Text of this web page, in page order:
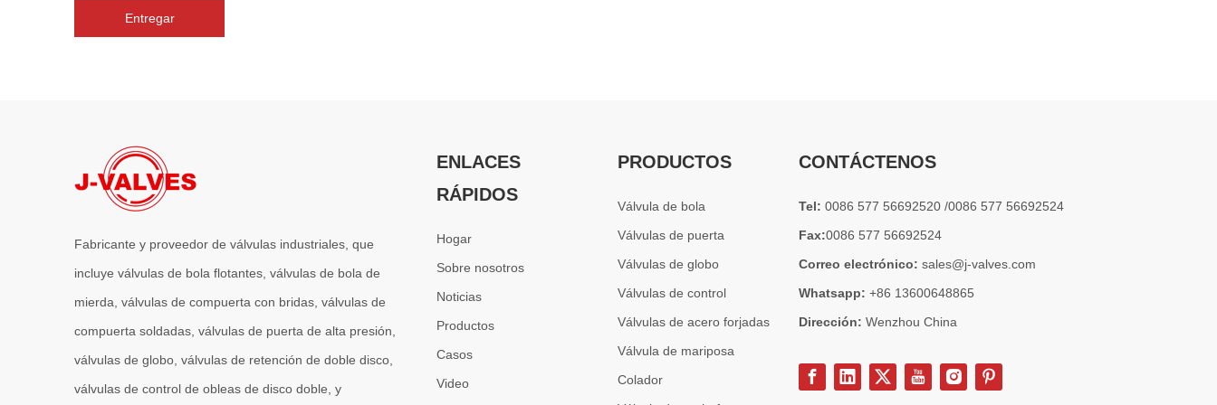
Las válvulas de compuerta son una de las válvulas de
Entregar
Fabricante y proveedor de válvulas industriales, que
incluye válvulas de bola flotantes, válvulas de bola de
mierda, válvulas de compuerta con bridas, válvulas de
compuerta soldadas, válvulas de puerta de alta presión,
válvulas de globo, válvulas de retención de doble disco,
válvulas de control de obleas de disco doble, y
ENLACES
RÁPIDOS
Hogar
Sobre nosotros
Noticias
Productos
Casos
Video
PRODUCTOS
Válvula de bola
Válvulas de puerta
Válvulas de globo
Válvulas de control
Válvulas de acero forjadas
Válvula de mariposa
Colador
CONTÁCTENOS
Tel: 0086 577 56692520 /0086 577 56692524
Fax:0086 577 56692524
Correo electrónico: sales@j-valves.com
Whatsapp: +86 13600648865
Dirección: Wenzhou China